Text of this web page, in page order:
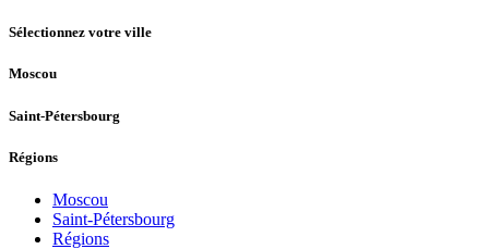
Sélectionnez votre ville
Moscou
Saint-Pétersbourg
Régions
Moscou
Saint-Pétersbourg
Régions